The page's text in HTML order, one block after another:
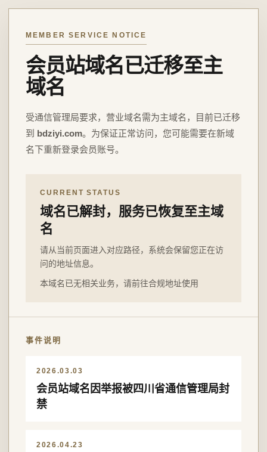
MEMBER SERVICE NOTICE
会员站域名已迁移至主
域名
受通信管理局要求，营业域名需为主域名，目前已迁移
到 bdziyi.com。为保证正常访问，您可能需要在新域
名下重新登录会员账号。
CURRENT STATUS
域名已解封，服务已恢复至主域
名
请从当前页面进入对应路径，系统会保留您正在访
问的地址信息。
本域名已无相关业务，请前往合规地址使用
事件说明
2026.03.03
会员站域名因举报被四川省通信管理局封
禁
2026.04.23